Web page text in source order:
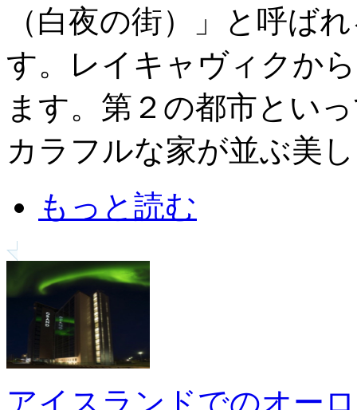
（白夜の街）」と呼ば
す。レイキャヴィクか
ます。第２の都市とい
カラフルな家が並ぶ美
もっと読む
アイスランドでのオー